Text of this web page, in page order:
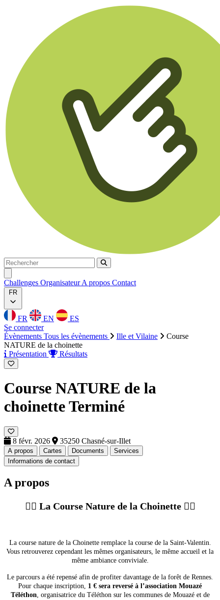
Rechercher
Rechercher
Challenges OrganisateurA propos Contact
FR
FR EN
ES
Se connecter
Évènements Tous les évènements Ille et Vilaine
Course
NATURE de la choinette
Présentation
Résultats
Course NATURE de la
choinetteTerminé
8 févr. 2026 35250 Chasné-sur-Illet
A propos Cartes Documents
Services
Informations de contact
A propos
🏃‍♂️ La Course Nature de la Choinette🏃‍♂️
La course nature de la Choinette remplace la course de la Saint-Valentin.
Vous retrouverez cependant les mêmes organisateurs, le même accueil et la
même ambiance conviviale.
Le parcours a été repensé afin de profiter davantage de la forêt de Rennes.
Pour chaque inscription, 1 € sera reversé à l’association Mouazé
Téléthon, organisatrice du Téléthon sur les communes de Mouazé et de